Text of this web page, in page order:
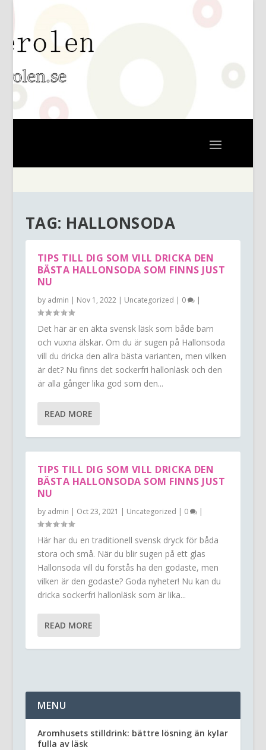
TAG: HALLONSODA
TIPS TILL DIG SOM VILL DRICKA DEN
BÄSTA HALLONSODA SOM FINNS JUST
NU
by admin | Nov 1, 2022| Uncategorized | 0 |
Det här är en äkta svensk läsk som både barn
och vuxna älskar. Om du är sugen på Hallonsoda
vill du dricka den allra bästa varianten, men vilken
är det? Nu finns det sockerfri hallonläsk och den
är alla gånger lika god som den...
READ MORE
TIPS TILL DIG SOM VILL DRICKA DEN
BÄSTA HALLONSODA SOM FINNS JUST
NU
by admin | Oct 23, 2021 | Uncategorized | 0 |
Här har du en traditionell svensk dryck för båda
stora och små. När du blir sugen på ett glas
Hallonsoda vill du förstås ha den godaste, men
vilken är den godaste? Goda nyheter! Nu kan du
dricka sockerfri hallonläsk som är lika...
READ MORE
MENU
Aromhusets stilldrink: bättre lösning än kylar
fulla av läsk